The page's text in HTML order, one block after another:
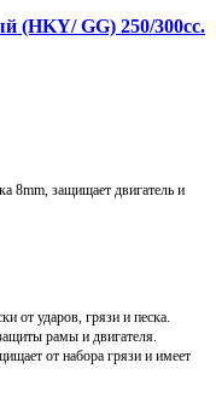
(HKY/ GG) 250/300cc.
8mm, защищает двигатель и
от ударов, грязи и песка.
рамы и двигателя.
от набора грязи и имеет